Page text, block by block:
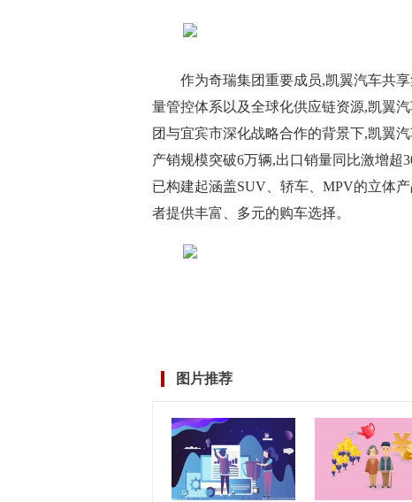
作为奇瑞集团重要成员,凯翼汽车共
量管控体系以及全球化供应链资源,凯翼
团与宜宾市深化战略合作的背景下,凯翼
产销规模突破6万辆,出口销量同比激增超
已构建起涵盖SUV、轿车、MPV的立体
者提供丰富、多元的购车选择。
图片推荐